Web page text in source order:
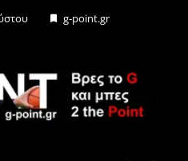
g-point.gr